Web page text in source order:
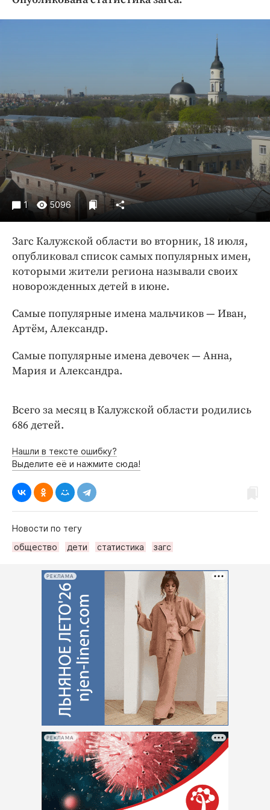
Погода
Праздники
Происшествия
Спорт
Экономика и бизнес
ПРОЕКТЫ
Блоги
Издания
Медиаперсона
Интересное чтиво
Клиника года
Бренд года
Работодатель года
1 5096
Загс Калужской области во вторник, 18 июля,
опубликовал список самых популярных имен,
которыми жители региона называли своих
новорожденных детей в июне.
Самые популярные имена мальчиков — Иван,
Артём, Александр.
Самые популярные имена девочек — Анна,
Мария и Александра.
Всего за месяц в Калужской области родились
686 детей.
Нашли в тексте ошибку?
Выделите её и нажмите сюда!
Новости по тегу
общество
дети статистика загс
РЕКЛАМА
РЕКЛАМА